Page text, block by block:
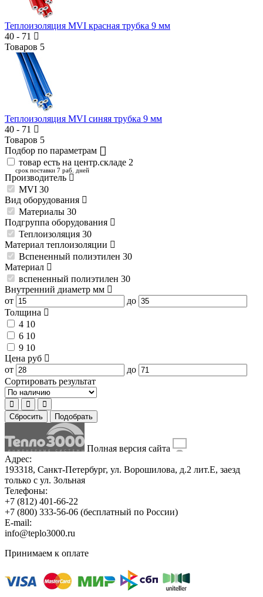
Теплоизоляция MVI красная трубка 9 мм
40 - 71
Товаров 5
Теплоизоляция MVI синяя трубка 9 мм
40 - 71
Товаров 5
Подбор по параметрам
товар есть на центр.складе 2
срок поставки 7 раб. дней
Производитель
MVI 30
Вид оборудования
Материалы 30
Подгруппа оборудования
Теплоизоляция 30
Материал теплоизоляции
Вспененный полиэтилен 30
Материал
вспененный полиэтилен 30
Внутренний диаметр мм
от
до
Толщина
4 10
6 10
9 10
Цена руб
от
до
Сортировать результат
Сбросить Подобрать
Полная версия сайта
Адрес:
193318, Санкт-Петербург, ул. Ворошилова, д.2 лит.Е, заезд
только с ул. Зольная
Телефоны:
+7 (812) 401-66-22
+7 (800) 333-56-06 (бесплатный по России)
E-mail:
info@teplo3000.ru
Принимаем к оплате